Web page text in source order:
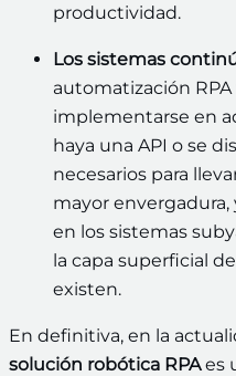
productividad.
Los sistemas
automatización
implementarse en
haya una API o se
necesarios para
mayor
en los sistemas
la capa superficial
existen.
En definitiva, en la
solución robótica RPAes